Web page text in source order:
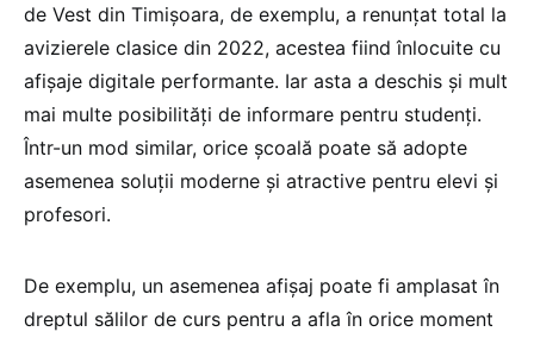
de Vest din Timișoara, de exemplu, a renunțat total la
avizierele clasice din 2022, acestea fiind înlocuite cu
afișaje digitale performante. Iar asta a deschis și mult
mai multe posibilități de informare pentru studenți.
Într-un mod similar, orice școală poate să adopte
asemenea soluții moderne și atractive pentru elevi și
profesori.
De exemplu, un asemenea afișaj poate fi amplasat în
dreptul sălilor de curs pentru a afla în orice moment